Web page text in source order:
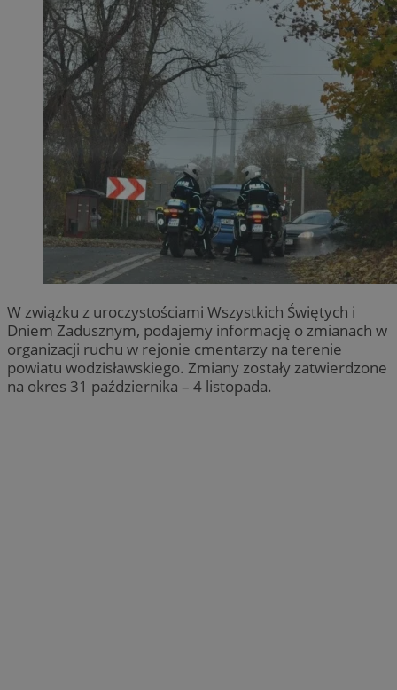
W związku z uroczystościami Wszystkich Świętych i
Dniem Zadusznym, podajemy informację o zmianach w
organizacji ruchu w rejonie cmentarzy na terenie
powiatu wodzisławskiego. Zmiany zostały zatwierdzone
na okres 31 października – 4 listopada.